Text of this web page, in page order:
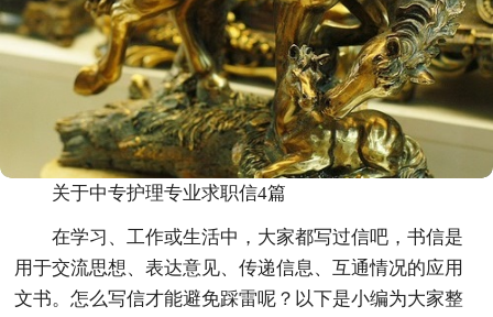
关于中专护理专业求职信4篇
在学习、工作或生活中，大家都写过信吧，书信是
用于交流思想、表达意见、传递信息、互通情况的应用
文书。怎么写信才能避免踩雷呢？以下是小编为大家整